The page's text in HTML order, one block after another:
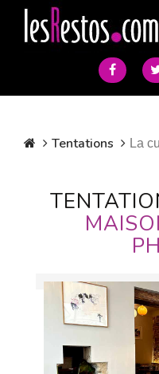
Tentations La